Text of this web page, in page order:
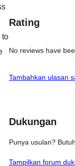
to
Rating
No reviews have
Tambahkan ulasan
Dukungan
Punya usulan?
Tampilkan forum